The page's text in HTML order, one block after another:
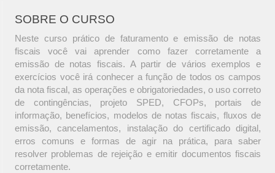
SOBRE O CURSO
Neste curso prático de faturamento e emissão de notas
fiscais você vai aprender como fazer corretamente a
emissão de notas fiscais. A partir de vários exemplos e
exercícios você irá conhecer a função de todos os campos
da nota fiscal, as operações e obrigatoriedades, o uso correto
de contingências, projeto SPED, CFOPs, portais de
informação, benefícios, modelos de notas fiscais, fluxos de
emissão, cancelamentos, instalação do certificado digital,
erros comuns e formas de agir na prática, para saber
resolver problemas de rejeição e emitir documentos fiscais
corretamente.